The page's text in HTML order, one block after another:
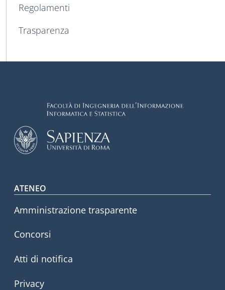
Regolamenti
Trasparenza
Footer menu
ATENEO
Amministrazione trasparente
Concorsi
Atti di notifica
Privacy